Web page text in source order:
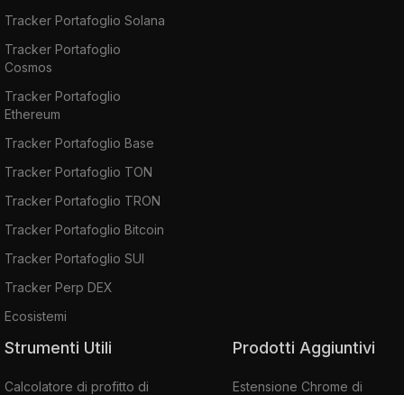
Tracker Portafoglio Solana
Tracker Portafoglio
Cosmos
Tracker Portafoglio
Ethereum
Tracker Portafoglio Base
Tracker Portafoglio TON
Tracker Portafoglio TRON
Tracker Portafoglio Bitcoin
Tracker Portafoglio SUI
Tracker Perp DEX
Ecosistemi
Strumenti Utili
Calcolatore di profitto di
Prodotti Aggiuntivi
Estensione Chrome di